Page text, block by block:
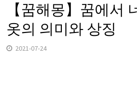
【꿈해몽】꿈에서
옷의 의미와 상징
2021-07-24